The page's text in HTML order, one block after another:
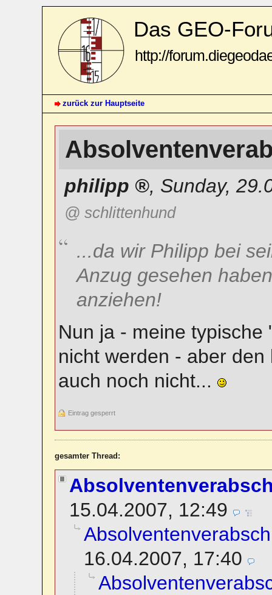
Das GEO-
http://
zurück zur Hauptseite
philipp , Sunday,
@ schlittenhund
...da wir Philipp bei
Anzug gesehen
anziehen!
Nun ja - meine typische
nicht werden - aber
auch noch nicht...
Eintrag gesperrt
gesamter Thread:
15.04.2007, 12:49
16.04.2007, 17:40